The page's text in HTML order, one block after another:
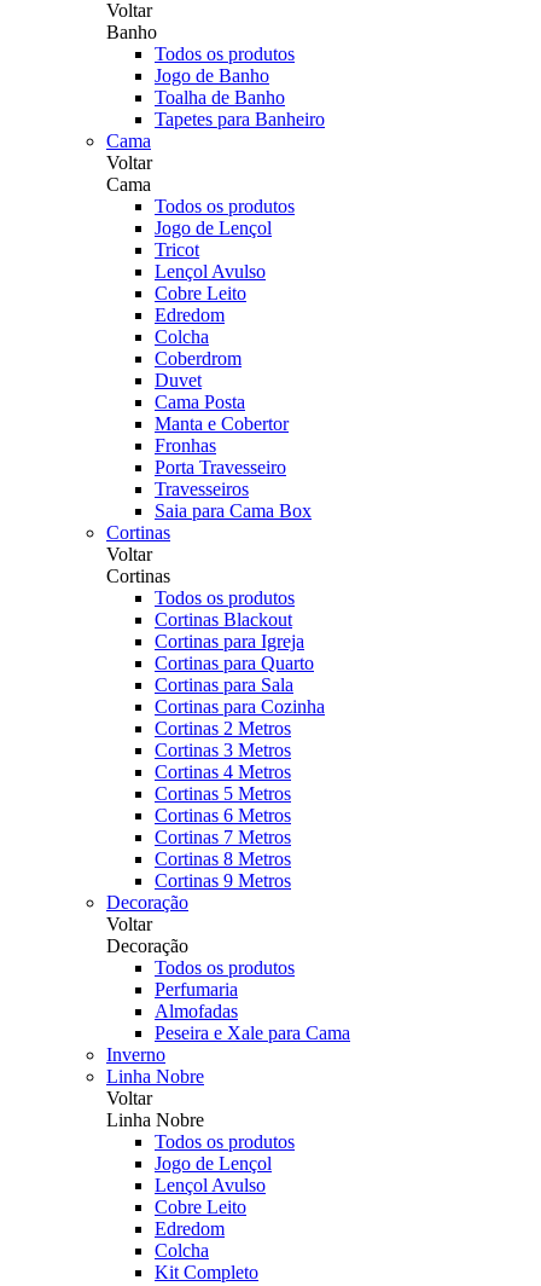
Voltar
Banho
Todos os produtos
Jogo de Banho
Toalha de Banho
Tapetes para Banheiro
Cama
Voltar
Cama
Todos os produtos
Jogo de Lençol
Tricot
Lençol Avulso
Cobre Leito
Edredom
Colcha
Coberdrom
Duvet
Cama Posta
Manta e Cobertor
Fronhas
Porta Travesseiro
Travesseiros
Saia para Cama Box
Cortinas
Voltar
Cortinas
Todos os produtos
Cortinas Blackout
Cortinas para Igreja
Cortinas para Quarto
Cortinas para Sala
Cortinas para Cozinha
Cortinas 2 Metros
Cortinas 3 Metros
Cortinas 4 Metros
Cortinas 5 Metros
Cortinas 6 Metros
Cortinas 7 Metros
Cortinas 8 Metros
Cortinas 9 Metros
Decoração
Voltar
Decoração
Todos os produtos
Perfumaria
Almofadas
Peseira e Xale para Cama
Inverno
Linha Nobre
Voltar
Linha Nobre
Todos os produtos
Jogo de Lençol
Lençol Avulso
Cobre Leito
Edredom
Colcha
Kit Completo